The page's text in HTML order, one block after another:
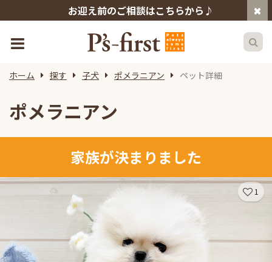
お迎え前のご相談はこちらから♪
ホーム 探す 子犬 ポメラニアン ペット詳細
ポメラニアン
家族が決まりました
1